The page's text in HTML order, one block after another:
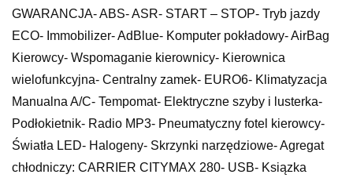
GWARANCJA- ABS- ASR- START – STOP- Tryb jazdy
ECO- Immobilizer- AdBlue- Komputer pokładowy- AirBag
Kierowcy- Wspomaganie kierownicy- Kierownica
wielofunkcyjna- Centralny zamek- EURO6- Klimatyzacja
Manualna A/C- Tempomat- Elektryczne szyby i lusterka-
Podłokietnik- Radio MP3- Pneumatyczny fotel kierowcy-
Światła LED- Halogeny- Skrzynki narzędziowe- Agregat
chłodniczy: CARRIER CITYMAX 280- USB- Ksiązka